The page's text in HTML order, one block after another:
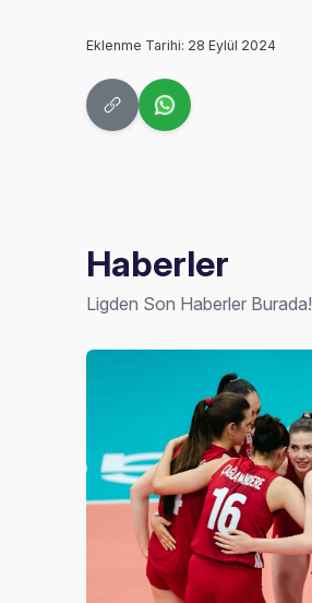
Eklenme Tarihi: 28 Eylül 2024
Haberler
Ligden Son Haberler Burada!